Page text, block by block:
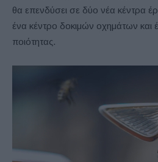
θα επενδύσει σε δύο νέα κέντρα
ένα κέντρο δοκιμών οχημάτων και
ποιότητας.